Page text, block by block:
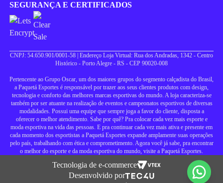
SEGURANÇA E CERTIFICADOS
CNPJ: 54.650.901/0001-58 | Endereço Loja Virtual: Rua dos Andradas, 1342 - Centro
Histórico - Porto Alegre - RS - CEP 90020-008
Pertencente ao Grupo Oscar, um dos maiores grupos do segmento calçadista do Brasil,
a Paquetá Esportes é responsável por trazer aos seus clientes produtos com design,
tecnologia e conforto das melhores marcas esportivas do mundo. A loja caracteriza-se
também por ser atuante na realização de eventos e campeonatos esportivos de diversas
modalidades. Possui uma equipe que sempre joga a favor do cliente, disposta a
oferecer o melhor atendimento. Sabe por quê? Pra colocar cada vez mais esporte e
moda esportiva na vida das pessoas. E pra continuar cada vez mais ativa e presente em
cada momento dos esportistas a Paquetá Esportes expande amplamente suas operações
pelo país, trabalhando com ética e comprometimento. Agora você já sabe, pra encontrar
o melhor do esporte e da moda esportiva do mundo, visite a Paquetá Esportes.
Tecnologia de e-commerce
Desenvolvido por